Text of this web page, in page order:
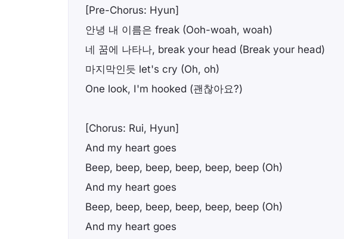
[Pre-Chorus: Hyun]
안녕 내 이름은 freak (Ooh-woah, woah)
네 꿈에 나타나, break your head (Break your head)
마지막인듯 let's cry (Oh, oh)
One look, I'm hooked (괜찮아요?)
[Chorus: Rui, Hyun]
And my heart goes
Beep, beep, beep, beep, beep, beep (Oh)
And my heart goes
Beep, beep, beep, beep, beep, beep (Oh)
And my heart goes